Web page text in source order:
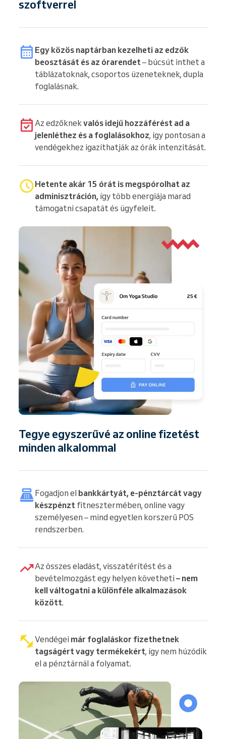
szoftverrel
Egy közös naptárban kezelheti az edzők
beosztását és az órarendet – búcsút inthet a
táblázatoknak, csoportos üzeneteknek, dupla
foglalásnak.
Az edzőknek valós idejű hozzáférést ad a
jelenléthez és a foglalásokhoz, így pontosan a
vendégekhez igazíthatják az órák intenzitását.
Hetente akár 15 órát is megspórolhat az
adminisztráción, így több energiája marad
támogatni csapatát és ügyfeleit.
Tegye egyszerűvé az online fizetést
minden alkalommal
Fogadjon el bankkártyát, e-pénztárcát vagy
készpénzt fitnesztermében, online vagy
személyesen – mind egyetlen korszerű POS
rendszerben.
Az összes eladást, visszatérítést és a
bevételmozgást egy helyen követheti – nem
kell váltogatni a különféle alkalmazások
között.
Vendégei már foglaláskor fizethetnek
tagságért vagy termékekért, így nem húzódik
el a pénztárnál a folyamat.